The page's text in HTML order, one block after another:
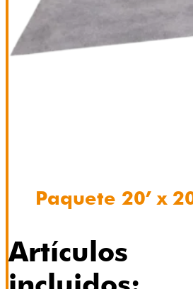
Paquete 20’ x
Artículos